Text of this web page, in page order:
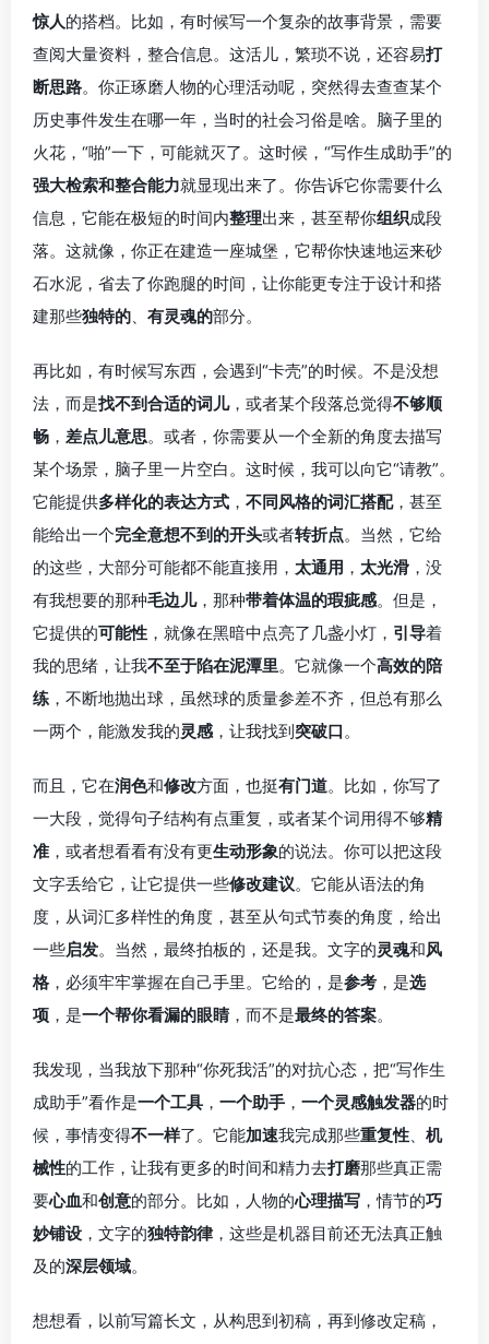
惊人的搭档。比如，有时候写一个复杂的故事背景，需要
查阅大量资料，整合信息。这活儿，繁琐不说，还容易打
断思路。你正琢磨人物的心理活动呢，突然得去查查某个
历史事件发生在哪一年，当时的社会习俗是啥。脑子里的
火花，“啪”一下，可能就灭了。这时候，“写作生成助手”的
强大检索和整合能力就显现出来了。你告诉它你需要什么
信息，它能在极短的时间内整理出来，甚至帮你组织成段
落。这就像，你正在建造一座城堡，它帮你快速地运来砂
石水泥，省去了你跑腿的时间，让你能更专注于设计和搭
建那些独特的 有灵魂的部分。
再比如，有时候写东西，会遇到“卡壳”的时候。不是没想
法，而是找不到合适的词儿，或者某个段落总觉得不够顺
畅 ， 差点儿意思。或者，你需要从一个全新的角度去描写
某个场景，脑子里一片空白。这时候，我可以向它“请教”。
它能提供多样化的表达方式 ， 不同风格的词汇搭配，甚至
能给出一个完全意想不到的开头或者转折点。当然，它给
的这些，大部分可能都不能直接用， 太通用 ， 太光滑 ，没
有我想要的那种毛边儿，那种带着体温的瑕疵感。但是，
它提供的可能性 ，就像在黑暗中点亮了几盏小灯， 引导着
我的思绪，让我不至于陷在泥潭里。它就像一个高效的陪
练 ，不断地抛出球，虽然球的质量参差不齐，但总有那么
一两个，能激发我的灵感 ，让我找到突破口 。
而且，它在润色和修改方面，也挺有门道。比如，你写了
一大段，觉得句子结构有点重复，或者某个词用得不够精
准 ，或者想看看有没有更生动形象的说法。你可以把这段
文字丢给它，让它提供一些修改建议。它能从语法的角
度，从词汇多样性的角度，甚至从句式节奏的角度，给出
一些启发。当然，最终拍板的，还是我。文字的灵魂和风
格，必须牢牢掌握在自己手里。它给的，是参考 ，是选
项 ，是一个帮你看漏的眼睛 ，而不是最终的答案。
我发现，当我放下那种“你死我活”的对抗心态，把“写作生
成助手”看作是一个工具 ， 一个助手 ， 一个灵感触发器的时
候，事情变得不一样了。它能加速我完成那些重复性
机
械性的工作，让我有更多的时间和精力去打磨那些真正需
要心血和创意的部分。比如，人物的心理描写 ，情节的巧
妙铺设 ，文字的独特韵律 ，这些是机器目前还无法真正触
及的深层领域。
想想看，以前写篇长文，从构思到初稿，再到修改定稿，